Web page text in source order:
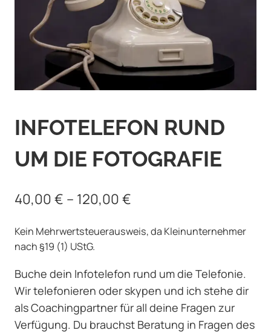
INFOTELEFON RUND
UM DIE FOTOGRAFIE
40,00€ – 120,00€
Kein Mehrwertsteuerausweis, da Kleinunternehmer
nach §19 (1) UStG.
Buche dein Infotelefon rund um die Telefonie.
Wir telefonieren oder skypen und ich stehe dir
als Coachingpartner für all deine Fragen zur
Verfügung. Du brauchst Beratung in Fragen des